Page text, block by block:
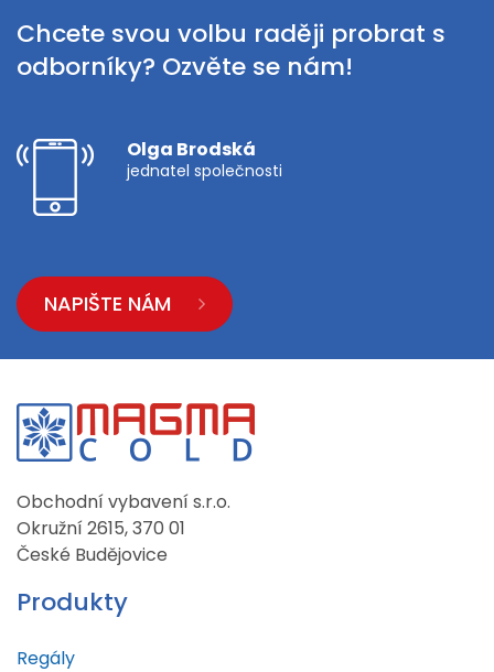
Chcete svou volbu raději probrat s
odborníky? Ozvěte se nám!
Olga Brodská
jednatel společnosti
NAPIŠTE NÁM
Obchodní vybavení s.r.o.
Okružní 2615, 370 01
České Budějovice
Produkty
Regály